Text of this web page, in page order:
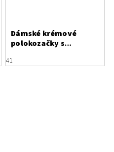
Dámské krémové
polokozačky s
X3414-60
41